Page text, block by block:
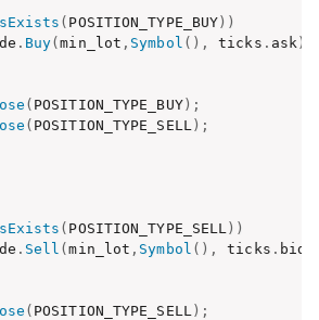
( POSITION_TYPE_BUY) )
. Buy(min_lot , Symbol ( ) , ticks . ask )
( POSITION_TYPE_BUY) ;
( POSITION_TYPE_SELL ) ;
( POSITION_TYPE_SELL ) )
. Sell (min_lot , Symbol ( ) , ticks . bid
( POSITION_TYPE_SELL ) ;